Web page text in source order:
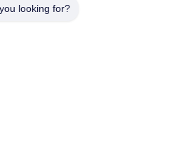
looking for?